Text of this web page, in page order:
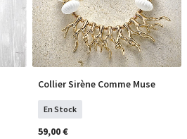
COMMANDER
Collier Sirène Comme Muse
En Stock
59,00 €